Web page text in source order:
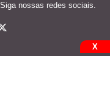
nossas redes sociais.
X